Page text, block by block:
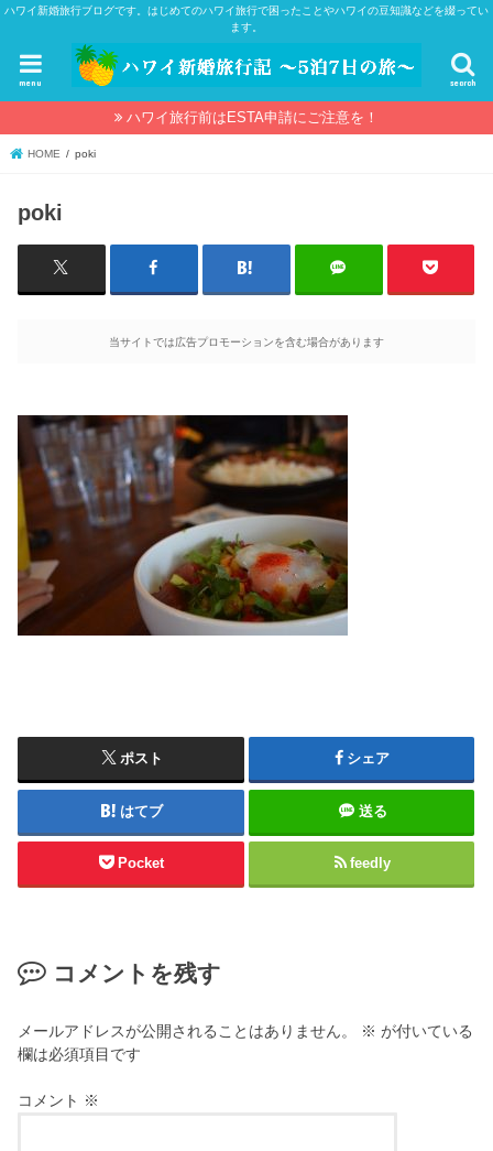
ハワイ新婚旅行ブログです。はじめてのハワイ旅行で困ったことやハワイの豆知識などを綴ってい
ます。
search
menu
ハワイ旅行前はESTA申請にご注意を！
HOME poki
poki
当サイトでは広告プロモーションを含む場合があります
ポスト シェア
はてブ 送る
Pocket feedly
コメントを残す
メールアドレスが公開されることはありません。 ※ が付いている
欄は必須項目です
コメント ※